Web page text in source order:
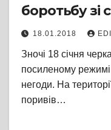
боротьбу зі
18.01.2018
Зночі 18 січня
посиленому режимі
негоди. На
поривів…